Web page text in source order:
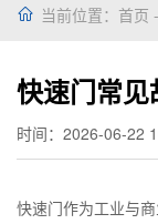
当前位置： 首页 -
快速门常
时间：2026-06-22
快速门作为工业与